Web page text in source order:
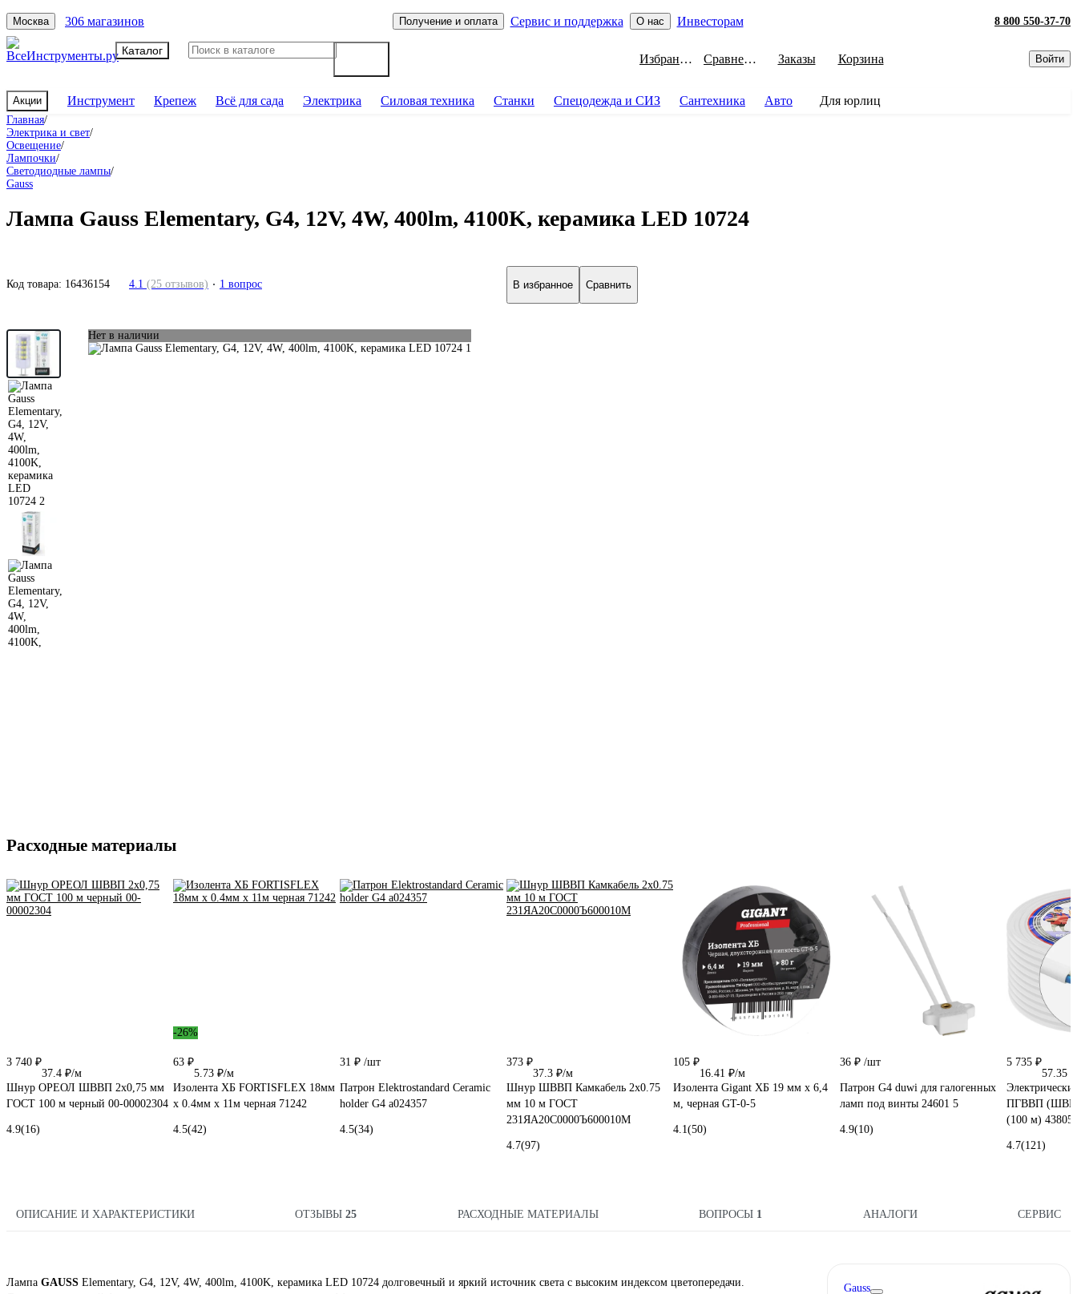
Москва 306 магазинов Получение и оплата Сервис и поддержка О нас Инвесторам 8 800 550-37-70
Каталог
Избранное Сравнение Заказы Корзина Войти
Акции Инструмент Крепеж Всё для сада Электрика Силовая техника Станки Спецодежда и СИЗ Сантехника Авто Для юрлиц
Главная/
Электрика и свет/
Освещение/
Лампочки/
Светодиодные лампы/
Gauss
Лампа Gauss Elementary, G4, 12V, 4W, 400lm, 4100K, керамика LED 10724
Код товара: 16436154 4.1 (25 отзывов) 1 вопрос В избранное Сравнить
Нет в наличии
Расходные материалы
3 740 ₽
37.4 ₽/м
Шнур ОРЕОЛ ШВВП 2х0,75 мм
ГОСТ 100 м черный 00-00002304
4.9(16)
-26%
63 ₽
5.73 ₽/м
Изолента ХБ FORTISFLEX 18мм
х 0.4мм х 11м черная 71242
4.5(42)
31 ₽ /шт
Патрон Elektrostandard Ceramic
holder G4 a024357
4.5(34)
373 ₽
37.3 ₽/м
Шнур ШВВП Камкабель 2x0.75
мм 10 м ГОСТ
231ЯA20C0000Ъ600010М
4.7(97)
105 ₽
16.41 ₽/м
Изолента Gigant ХБ 19 мм х 6,4
м, черная GT-0-5
4.1(50)
36 ₽ /шт
Патрон G4 duwi для галогенных
ламп под винты 24601 5
4.9(10)
5 735 ₽
57.35
ПГВВП
(100 м) 43805
4.7(121)
ОПИСАНИЕ И ХАРАКТЕРИСТИКИ ОТЗЫВЫ25 РАСХОДНЫЕ МАТЕРИАЛЫ ВОПРОСЫ 1 АНАЛОГИ СЕРВИС
Лампа GAUSS Elementary, G4, 12V, 4W, 400lm, 4100K, керамика LED 10724 долговечный и яркий источник света c высоким индексом цветопередачи.
Gauss